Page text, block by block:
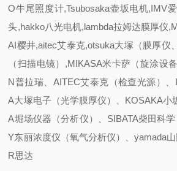
O牛尾照度计,Tsubosaka壶坂电机,IMV
头,hakko八光电机,lambda拉姆达膜厚仪
AI樱井,aitec艾泰克,otsuka大塚（膜厚仪
（扫描电镜）,MIKASA米卡萨（旋涂设
N普拉瑞、AITEC艾泰克（检查光源）
A大塚电子（光学膜厚仪）、KOSAKA小
A堀场仪器（分析仪）、SIBATA柴田科
Y东丽浓度仪（氧气分析仪）、yamada
R思达